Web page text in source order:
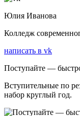
Юлия Иванова
Колледж
написать в vk
Поступайте —
Вступительные по
набор круглый год.